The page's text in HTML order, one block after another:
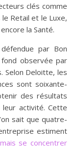
clés comme
Retail et le Luxe,
la Santé.
par Bon
fond observée par
Selon Deloitte, les
sont soixante-
des résultats
activité. Cette
sait que quatre-
estiment
se concentrer